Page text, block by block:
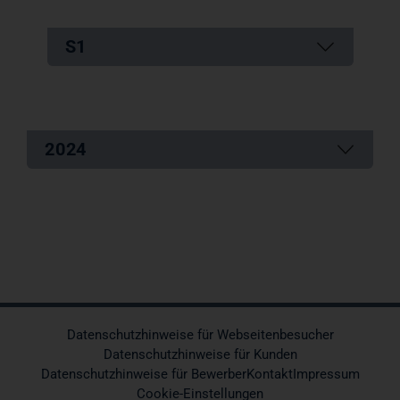
S1
2024
Datenschutzhinweise für Webseitenbesucher
Datenschutzhinweise für Kunden
Datenschutzhinweise für BewerberKontaktImpressum
Cookie-Einstellungen